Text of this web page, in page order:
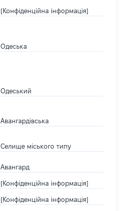
[Конфіденційна інформація]
Одеська
Одеський
Авангардівська
Селище міського типу
Авангард
[Конфіденційна інформація]
[Конфіденційна інформація]